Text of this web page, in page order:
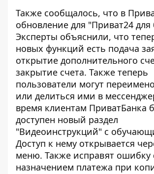
Также сообщалось, что в
обновление для "Приват24 для
Эксперты объяснили, что
новых функций есть подача
открытие дополнительного
закрытие счета. Также теперь
пользователи могут
или делиться ими в
время клиентам ПриватБанка
доступен новый раздел
"Видеоинструкций" с
Доступ к нему открывается
меню. Также исправят ошибку
назначением платежа при